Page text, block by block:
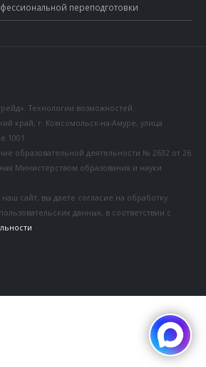
переподготовки
Технологии возможностей.
край, г. Комсомольск-на-Амуре, улица
1001.
образовательной деятельности № 2632 от 26
Министерством образования и науки
сайт, вы даете согласие на обработку
данных, в соответствии с